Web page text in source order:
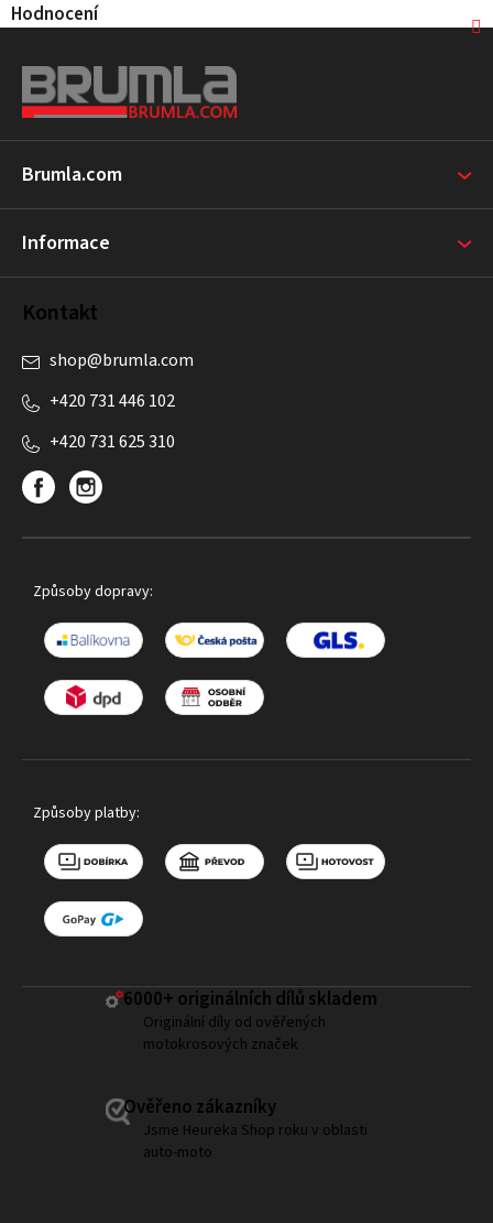
Hodnocení
a
í
Brumla.com
Informace
Kontakt
shop@brumla.com
+420 731 446 102
+420 731 625 310
Způsoby dopravy:
Způsoby platby:
6000+ ​originálních dílů skladem
Originální díly od ověřených
motokrosových značek
Ověřeno zákazníky
Jsme Heureka Shop roku v oblasti
auto-moto